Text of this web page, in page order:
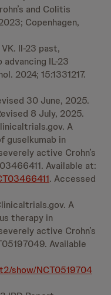
and Colitis
Copenhagen,
Il-23 past,
IL-23
2024; 15:1331217.
30 June, 2025.
8 July, 2025.
A
guselkumab in
active Crohn’s
Available at:
. Accessed
A
therapy in
active Crohn’s
Available
show/NCT0519704